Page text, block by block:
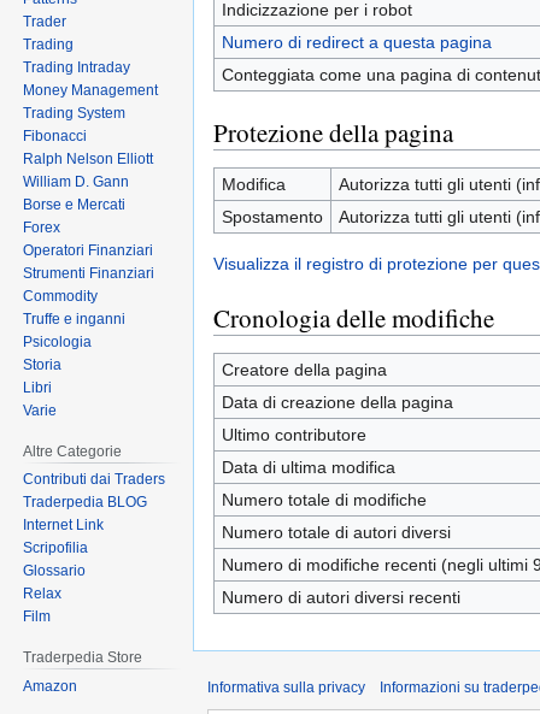
Indicizzazione per i robot
Numero di redirect a questa pagina
Conteggiata come una pagina di
Protezione della pagina
Modifica
Autorizza tutti gli utenti
Spostamento
Autorizza tutti gli utenti
Visualizza il registro di protezione per
Cronologia delle modifiche
Creatore della pagina
Data di creazione della pagina
Ultimo contributore
Data di ultima modifica
Numero totale di modifiche
Numero totale di autori diversi
Numero di modifiche recenti (negli ultimi
Numero di autori diversi recenti
Trader
Trading
Trading Intraday
Money Management
Trading System
Fibonacci
Ralph Nelson Elliott
William D. Gann
Borse e Mercati
Forex
Operatori Finanziari
Strumenti Finanziari
Commodity
Truffe e inganni
Psicologia
Storia
Libri
Varie
Altre Categorie
Contributi dai Traders
Traderpedia BLOG
Internet Link
Scripofilia
Glossario
Relax
Film
Traderpedia Store
Amazon
Informativa sulla privacy Informazioni su